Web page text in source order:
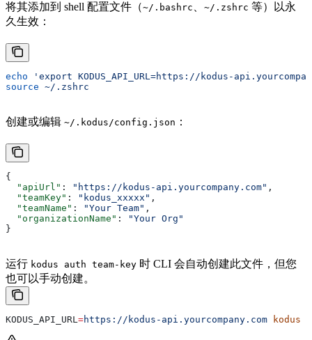
将其添加到 shell 配置文件（~/.bashrc ~/.zshrc 等）以永
久生效：
echo 'export KODUS_API_URL=https://kodus-
source ~/.zshrc
创建或编辑 ~/.kodus/config.json ：
{
  "apiUrl"
: "https://kodus-api.yourcompany.com" ,
  "teamKey"
: "kodus_xxxxx" ,
  "teamName"
: "Your Team" ,
  "organizationName"
:
"Your Org"
}
运行 kodus auth team-key 时 CLI 会自动创建此文件，但您
也可以手动创建。
KODUS_API_URL=https://kodus-api.yourcompany.com kodus